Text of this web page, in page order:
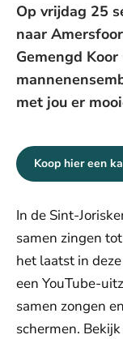
Op vrijdag 25
naar
Gemengd
met jou er
Koop hier een
In de Sint-
samen zingen
het laatst in
een YouTube-
samen zongen
schermen.